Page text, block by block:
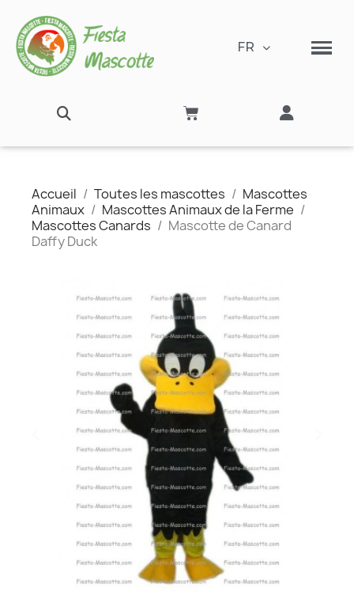
FR
Accueil Toutes les mascottes
Mascottes
Animaux
Mascottes Animaux de la Ferme
Mascottes Canards
Mascotte de Canard
Daffy Duck